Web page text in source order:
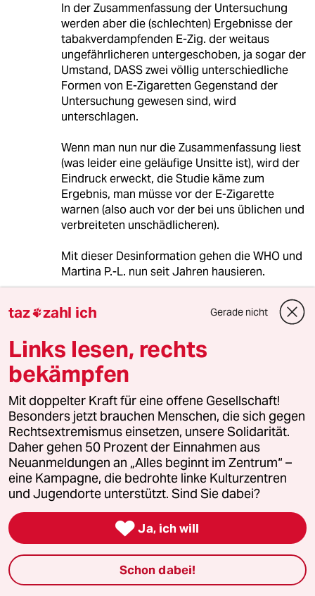
In der Zusammenfassung der Untersuchung
werden aber die (schlechten) Ergebnisse der
tabakverdampfenden E-Zig. der weitaus
ungefährlicheren untergeschoben, ja sogar der
Umstand, DASS zwei völlig unterschiedliche
Formen von E-Zigaretten Gegenstand der
Untersuchung gewesen sind, wird
unterschlagen.
Wenn man nun nur die Zusammenfassung liest
(was leider eine geläufige Unsitte ist), wird der
Eindruck erweckt, die Studie käme zum
Ergebnis, man müsse vor der E-Zigarette
warnen (also auch vor der bei uns üblichen und
verbreiteten unschädlicheren).
Mit dieser Desinformation gehen die WHO und
Martina P.-L. nun seit Jahren hausieren.
Frau M. P.-L. ist vielfach auf die Unredlichkeit in
der Zusammenfassung der Studie hingewiesen
dazugekommen, die die Aussagen in der
Schlussfolgerung der WHO widerlegen, was
die tabaklose E-Zig. betrifft. Trotzdem
behauptet M. P.-L. weiterhin, was sie von jeher
vertrat.
Mit diesem Zeug tritt sie als "Expertin" in der
Materie überall dort auf, wo man ihr Zutritt
verschafft. Dass das ganze eine Kampagne ist,
ist sicherlich nicht zu weit hergeholt.
Natürlich stellt sich unmittelbar die Frage,
wozu das alles dienen soll, und wem?
Es ist kein Zufall, dass die Apothekerzeitung
über die E-Zigarette schreibt - pro M. P.-L.
taz zahl ich Gerade nicht
Links lesen, rechts
bekämpfen
Mit doppelter Kraft für eine offene Gesellschaft!
Besonders jetzt brauchen Menschen, die sich gegen
Rechtsextremismus einsetzen, unsere Solidarität.
Daher gehen 50 Prozent der Einnahmen aus
Neuanmeldungen an „Alles beginnt im Zentrum“ –
eine Kampagne, die bedrohte linke Kulturzentren
und Jugendorte unterstützt. Sind Sie dabei?
 Ja, ich will
Schon dabei!